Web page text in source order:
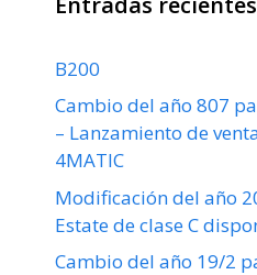
B200
Cambio del año 807
– Lanzamiento de
4MATIC
Modificación del año
Estate de clase C
Cambio del año 19/2